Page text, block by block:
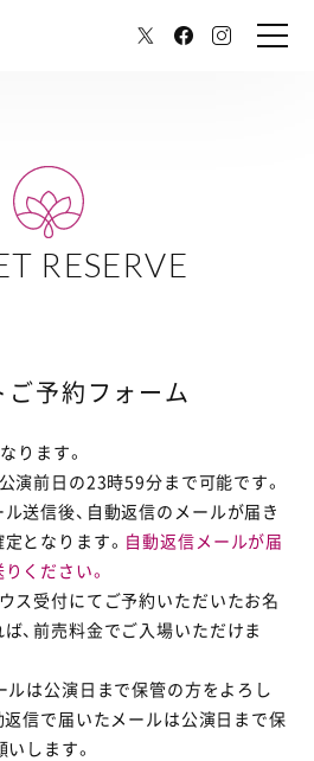
RESERVE
ご予約フォーム
ります。
演前日の23時59分まで可能です。
送信後、自動返信のメールが届き
となります。 自動返信メールが届
ください。
ス受付にてご予約いただいたお名
、前売料金でご入場いただけま
ルは公演日まで保管の方をよろし
返信で届いたメールは公演日まで保
します。